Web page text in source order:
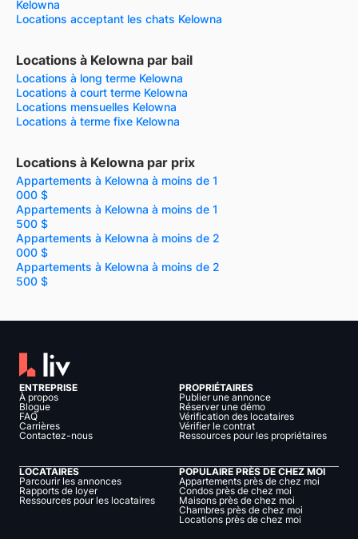
Kelowna
Locations acceptant les chats Kelowna
Locations à Kelowna par bail
Locations à long terme Kelowna
Locations à court terme Kelowna
Locations mensuelles Kelowna
Locations à terme fixe Kelowna
Locations à Kelowna par prix
Appartements à Kelowna à moins de 1
000 $
Appartements à Kelowna à moins de 1
500 $
Appartements à Kelowna à moins de 2
000 $
Appartements à Kelowna à moins de 2
500 $
ENTREPRISE
À propos
Blogue
FAQ
Carrières
Contactez-nous
PROPRIÉTAIRES
Publier une annonce
Réserver une démo
Vérification des locataires
Vérifier le contrat
Ressources pour les propriétaires
LOCATAIRES
Parcourir les annonces
Rapports de loyer
Ressources pour les locataires
POPULAIRE PRÈS DE CHEZ MOI
Appartements près de chez moi
Condos près de chez moi
Maisons près de chez moi
Chambres près de chez moi
Locations près de chez moi